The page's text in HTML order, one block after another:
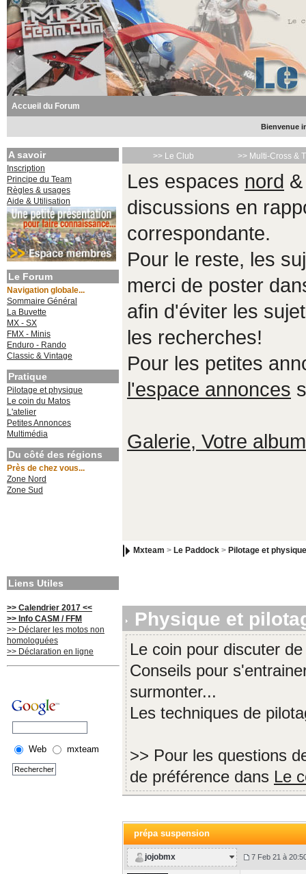
Accueil du Forum
Bienvenue
A savoir
Inscription
Principe du Team
Règles & usages
Aide & Utilisation
Le Forum
Navigation globale...
Sommaire Général
La Buvette
MX - SX
FMX - Minis
Enduro - Rando
Classic & Vintage
Pratique
Pilotage et physique
Le coin du Matos
L'atelier
Petites Annonces
Multimédia
Du côté des régions
Près de chez vous...
Zone Nord
Zone Sud
Liens Utiles
>> Calendrier 2017 <<
>> Info CASM / FFM
>> Déclarer les motos non
homologuées
>> Déclaration en ligne
Web mxteam
>> Le Club >> Multi-Cross &
Les espaces nord
discussions en
correspondante.
Pour le reste, les
merci de poster
afin d'éviter les
les recherches!
Pour les petites
l'espace annonces
Galerie, Votre
Mxteam > Le Paddock> Pilotage et physique
Physique et
Le coin pour discuter
Conseils pour
surmonter...
Les techniques de
>> Pour les questions
de préférence dans Le
prépa suspension
jojobmx 7 Feb 21 à